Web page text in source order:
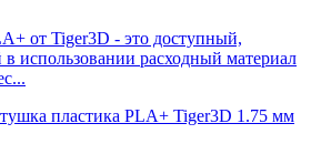
от Tiger3D - это доступный,
использовании расходный материал